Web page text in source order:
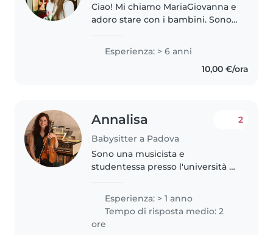
Ciao! Mi chiamo MariaGiovanna e
adoro stare con i bambini. Sono
paziente. Ho lavorato come
babysitter per diversi anni,
occupandomi sia del gioco..
Esperienza: > 6 anni
10,00 €/ora
Annalisa
Babysitter a Padova
2
Sono una musicista e
studentessa presso l'università di
con i bambini e stimolare la loro
fantasia attraverso la musica, il
canto e piccoli laboratori..
Esperienza: > 1 anno
Tempo di risposta medio: 2
ore